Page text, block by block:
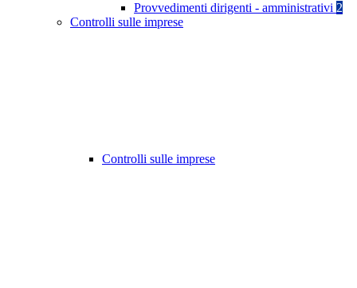
Provvedimenti dirigenti - amministrativi 2
Controlli sulle imprese
Controlli sulle imprese